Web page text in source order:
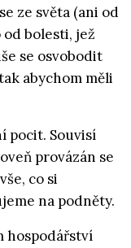
ze světa (ani od
bolesti, jež
se osvobodit
abychom měli
pocit. Souvisí
provázán se
co si
na podněty.
hospodářství